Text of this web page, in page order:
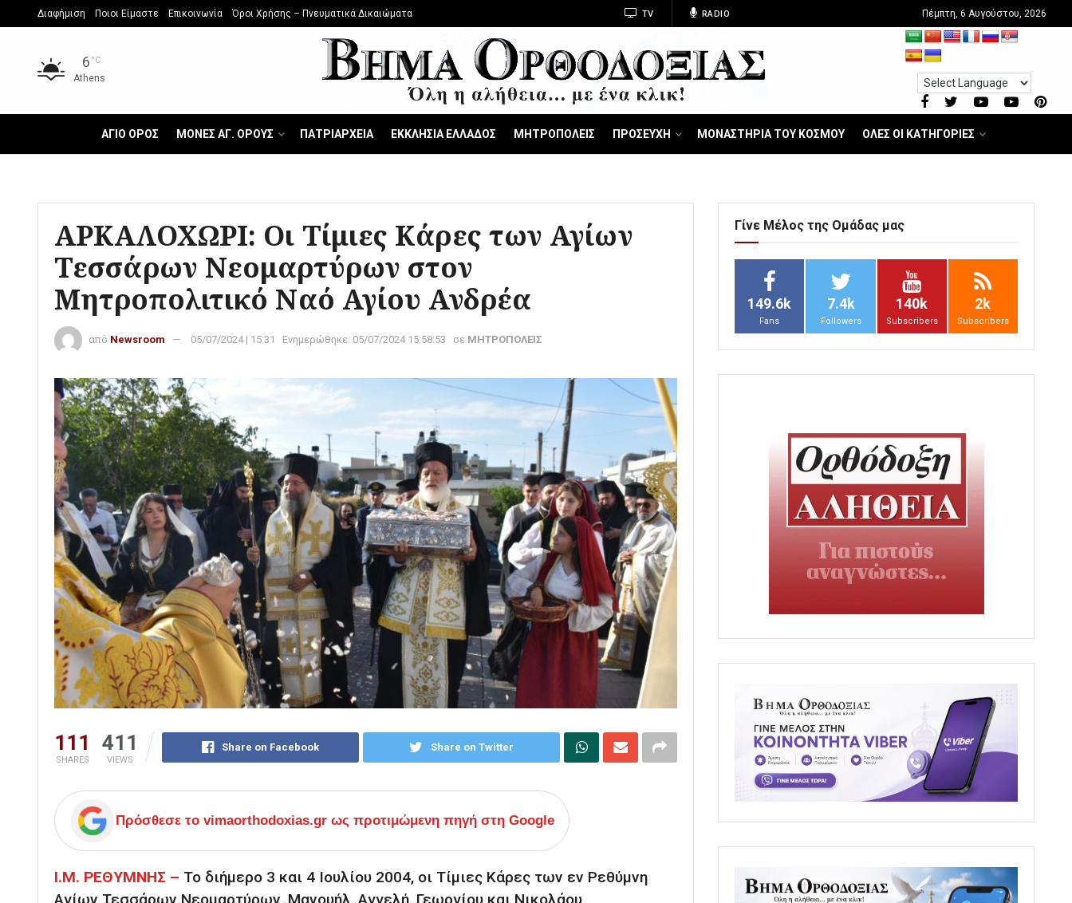
Διαφήμιση Ποιοι Είμαστε Επικοινωνία Όροι Χρήσης – Πνευματικά Δικαιώματα TV RADIO Πέμπτη, 6 Αυγούστου, 2026
6 °C
Athens
ΑΓΙΟ ΟΡΟΣ ΜΟΝΕΣ ΑΓ. ΟΡΟΥΣ ΠΑΤΡΙΑΡΧΕΙΑ ΕΚΚΛΗΣΙΑ ΕΛΛΑΔΟΣ ΜΗΤΡΟΠΟΛΕΙΣ ΠΡΟΣΕΥΧΗ ΜΟΝΑΣΤΗΡΙΑ ΤΟΥ ΚΟΣΜΟΥ ΟΛΕΣ ΟΙ ΚΑΤΗΓΟΡΙΕΣ
ΑΡΚΑΛΟΧΩΡΙ: Οι Τίμιες Κάρες των Αγίων
Τεσσάρων Νεομαρτύρων στον
Μητροπολιτικό Ναό Αγίου Ανδρέα
από Newsroom 05/07/2024 | 15:31 Ενημερώθηκε: 05/07/2024 15:58:53 σε ΜΗΤΡΟΠΟΛΕΙΣ
111
SHARES
411
VIEWS
Share on Facebook Share on Twitter
Πρόσθεσε το vimaorthodoxias.gr ως προτιμώμενη πηγή στη Google
Ι.Μ. ΡΕΘΥΜΝΗΣ – Το διήμερο 3 και 4 Ιουλίου 2004, οι Τίμιες Κάρες των εν Ρεθύμνη
Γίνε Μέλος της Ομάδας μας
149.6k
Fans
7.4k
Followers
140k
Subscribers
2k
Subscribers